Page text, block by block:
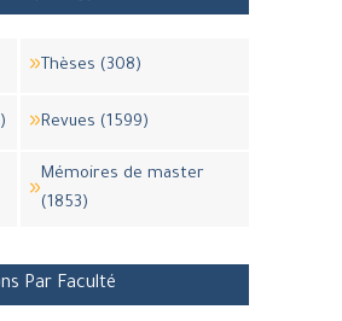
Thèses (308)
Revues (1599)
Mémoires de master
(1853)
Par Faculté